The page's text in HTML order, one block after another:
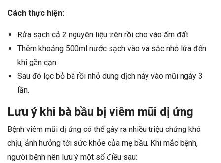
Cách thực hiện:
Rửa sạch cả 2 nguyên liệu trên rồi cho vào ấm đất.
Thêm khoảng 500ml nước sạch vào và sắc nhỏ lửa đến
khi gần cạn.
Sau đó lọc bỏ bã rồi nhỏ dung dịch này vào mũi ngày 3
lần.
Lưu ý khi bà bầu bị viêm mũi dị ứng
Bệnh viêm mũi dị ứng có thể gây ra nhiều triệu chứng khó
chịu, ảnh hưởng tới sức khỏe của mẹ bầu. Khi mắc bệnh,
người bệnh nên lưu ý một số điều sau: